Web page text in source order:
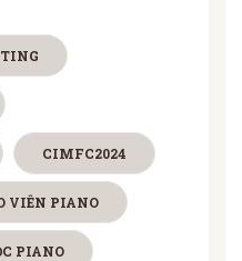
CIMFC2024
VIÊN PIANO
PIANO